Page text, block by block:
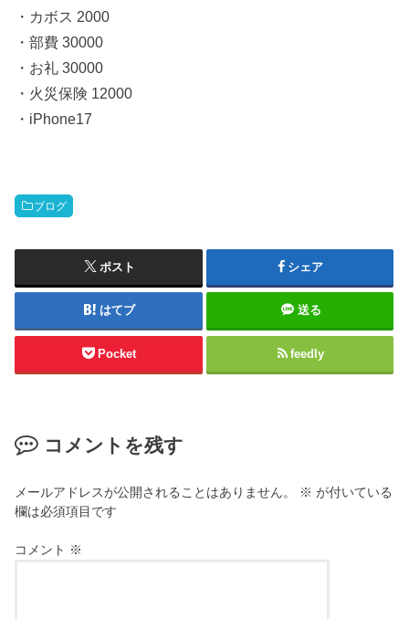
・カボス 2000
・部費 30000
・お礼 30000
・火災保険 12000
・iPhone17
ブログ
ポスト シェア
はてブ 送る
Pocket feedly
コメントを残す
メールアドレスが公開されることはありません。 ※ が付いている
欄は必須項目です
コメント ※